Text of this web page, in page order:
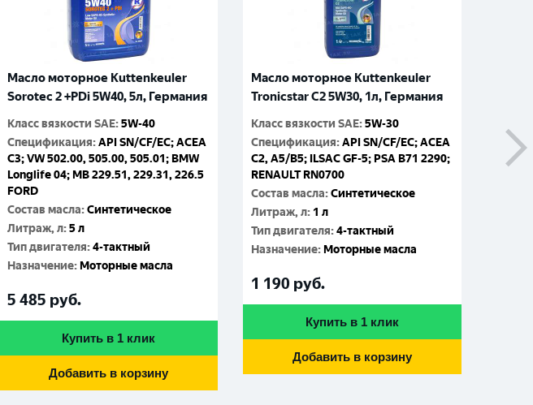
Масло моторное Kuttenkeuler
Sorotec 2 +PDi 5W40, 5л, Германия
Класс вязкости SAE:5W-40
Спецификация:API SN/CF/EC; ACEA
C3; VW 502.00, 505.00, 505.01; BMW
Longlife 04; MB 229.51, 229.31, 226.5
FORD
Состав масла:Синтетическое
Литраж, л:5 л
Тип двигателя:4-тактный
Назначение: Моторные масла
5 485 руб.
Купить в 1 клик
Добавить в корзину
Масло моторное Kuttenkeuler
Tronicstar C2 5W30, 1л, Германия
Класс вязкости SAE:5W-30
Спецификация:API SN/CF/EC; ACEA
C2, A5/B5; ILSAC GF-5; PSA B71 2290;
RENAULT RN0700
Состав масла:Синтетическое
Литраж, л: 1 л
Тип двигателя:4-тактный
Назначение: Моторные масла
1 190 руб.
Купить в 1 клик
Добавить в корзину
C2,